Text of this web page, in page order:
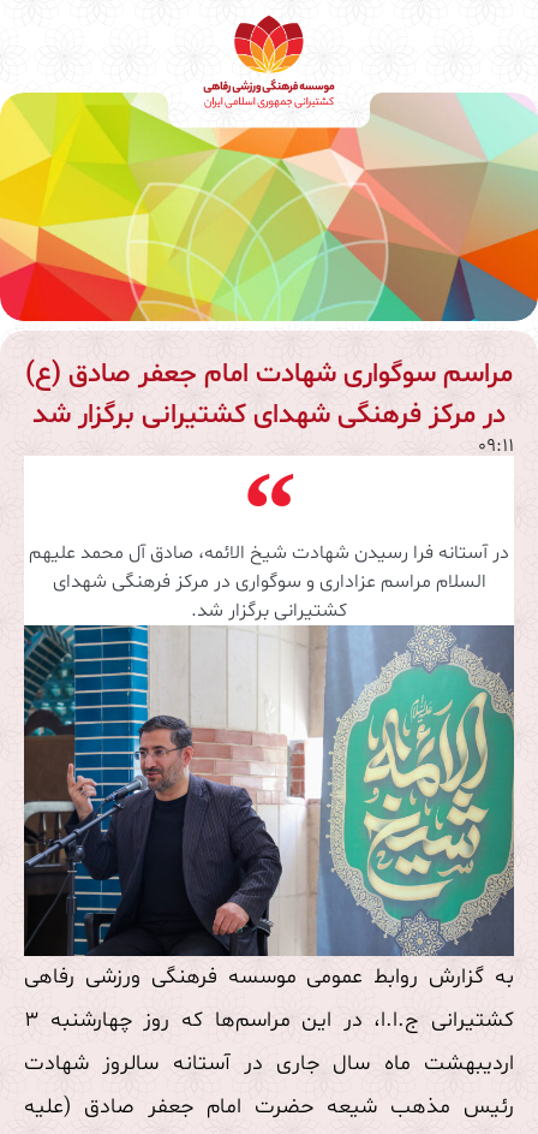
مراسم سوگواری شهادت امام جعفر صادق (ع)
در مرکز فرهنگی شهدای کشتیرانی برگزار شد
09:11
در آستانه فرا رسیدن شهادت شیخ الائمه، صادق آل محمد علیهم
السلام مراسم عزاداری و سوگواری در مرکز فرهنگی شهدای
کشتیرانی برگزار شد.
به گزارش روابط عمومی موسسه فرهنگی ورزشی رفاهی
کشتیرانی ج.ا.ا، در این مراسم‌ها که روز چهارشنبه 3
اردیبهشت ماه سال جاری در آستانه سالروز شهادت
رئیس مذهب شیعه حضرت امام جعفر صادق (علیه